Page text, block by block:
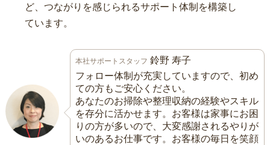
ど、つながりを感じられるサポート体制を構築し
ています。
本社サポートスタッフ 鈴野 寿子
フォロー体制が充実していますので、初め
ての方もご安心ください。
あなたのお掃除や整理収納の経験やスキル
を存分に活かせます。お客様は家事にお困
りの方が多いので、大変感謝されるやりが
いのあるお仕事です。お客様の毎日を笑顔